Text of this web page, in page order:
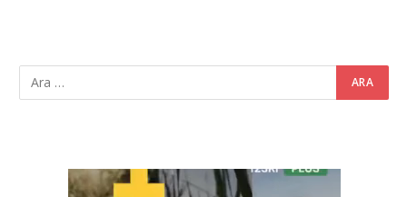
Video
oynatıcı